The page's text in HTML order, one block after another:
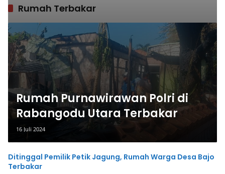
Rumah Terbakar
Rumah Purnawirawan Polri di
Rabangodu Utara Terbakar
16 Juli 2024
Ditinggal Pemilik Petik Jagung, Rumah Warga Desa Bajo
Terbakar